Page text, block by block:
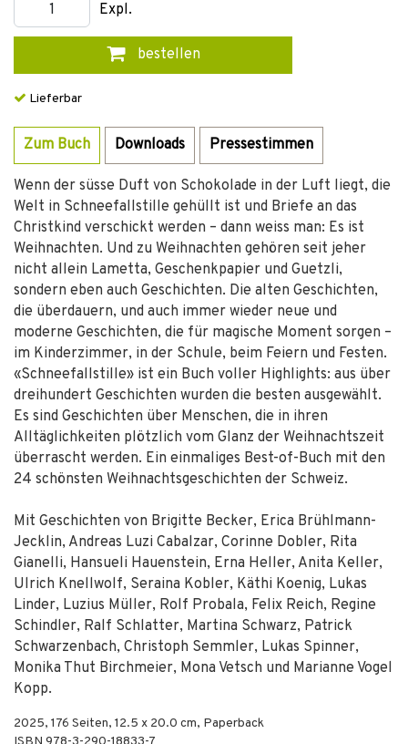
Expl.
bestellen
Lieferbar
Zum Buch Downloads Pressestimmen
Wenn der süsse Duft von Schokolade in der Luft liegt, die
Welt in Schneefallstille gehüllt ist und Briefe an das
Christkind verschickt werden – dann weiss man: Es ist
Weihnachten. Und zu Weihnachten gehören seit jeher
nicht allein Lametta, Geschenkpapier und Guetzli,
sondern eben auch Geschichten. Die alten Geschichten,
die überdauern, und auch immer wieder neue und
moderne Geschichten, die für magische Moment sorgen –
im Kinderzimmer, in der Schule, beim Feiern und Festen.
«Schneefallstille» ist ein Buch voller Highlights: aus über
dreihundert Geschichten wurden die besten ausgewählt.
Es sind Geschichten über Menschen, die in ihren
Alltäglichkeiten plötzlich vom Glanz der Weihnachtszeit
überrascht werden. Ein einmaliges Best-of-Buch mit den
24 schönsten Weihnachtsgeschichten der Schweiz.
Mit Geschichten von Brigitte Becker, Erica Brühlmann-
Jecklin, Andreas Luzi Cabalzar, Corinne Dobler, Rita
Gianelli, Hansueli Hauenstein, Erna Heller, Anita Keller,
Ulrich Knellwolf, Seraina Kobler, Käthi Koenig, Lukas
Linder, Luzius Müller, Rolf Probala, Felix Reich, Regine
Schindler, Ralf Schlatter, Martina Schwarz, Patrick
Schwarzenbach, Christoph Semmler, Lukas Spinner,
Monika Thut Birchmeier, Mona Vetsch und Marianne Vogel
Kopp.
2025, 176 Seiten, 12.5 x 20.0 cm, Paperback